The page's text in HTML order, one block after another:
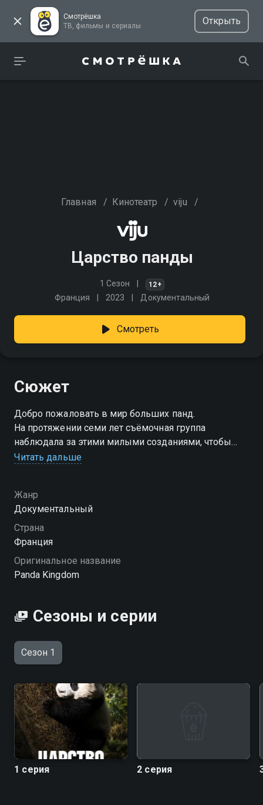
Смотрёшка
ТВ, фильмы и сериалы
Открыть
Главная / Кинотеатр / viju /
Царство панды
1 Сезон 12+
Франция 2023 Документальный
Смотреть
Сюжет
Добро пожаловать в мир больших панд.
На протяжении семи лет съёмочная группа
наблюдала за этими милыми созданиями, чтобы
показать нам их борьбу за выживание,
Читать дальше
Жанр
Документальный
Страна
Франция
Оригинальное название
Panda Kingdom
Сезоны и серии
Сезон 1
1 серия 2 серия